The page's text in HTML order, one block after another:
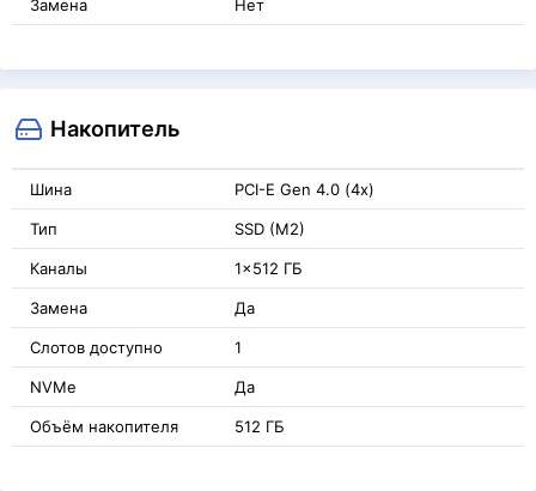
Замена Нет
Накопитель
Шина PCI-E Gen 4.0 (4x)
Тип SSD (M2)
Каналы 1x512 ГБ
Замена Да
Слотов доступно 1
NVMe Да
Объём накопителя 512 ГБ